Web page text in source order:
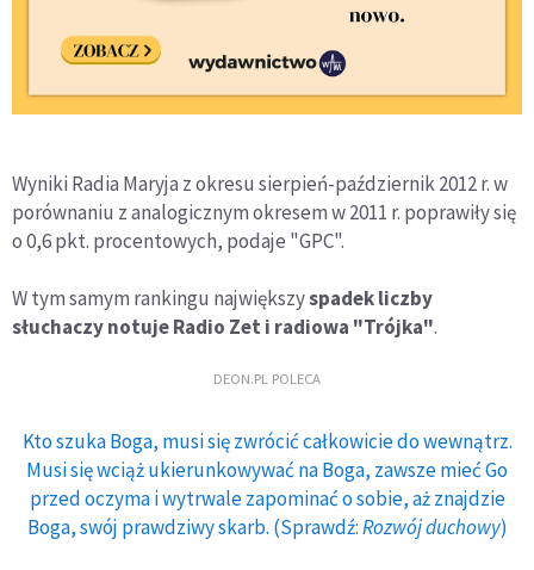
Wyniki Radia Maryja z okresu sierpień-październik 2012 r. w
porównaniu z analogicznym okresem w 2011 r. poprawiły się
o 0,6 pkt. procentowych, podaje "GPC".
W tym samym rankingu największyspadek liczby
słuchaczy notuje Radio Zet i radiowa "Trójka".
DEON.PL POLECA
Kto szuka Boga, musi się zwrócić całkowicie do wewnątrz.
Musi się wciąż ukierunkowywać na Boga, zawsze mieć Go
przed oczyma i wytrwale zapominać o sobie, aż znajdzie
Boga, swój prawdziwy skarb. (Sprawdź:Rozwój duchowy)